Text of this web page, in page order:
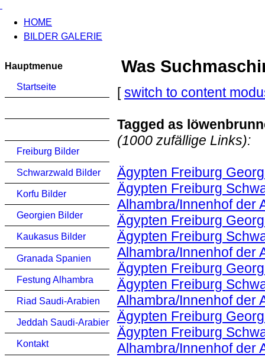
HOME
BILDER GALERIE
Hauptmenue
Startseite
Freiburg Bilder
Schwarzwald Bilder
Korfu Bilder
Georgien Bilder
Kaukasus Bilder
Granada Spanien
Festung Alhambra
Riad Saudi-Arabien
Jeddah Saudi-Arabien
Kontakt
Was
[switch to content
Tagged as
(1000 zufällige Links):
Ägypten Freiburg
Ägypten Freiburg
Alhambra/Innenhof der
Ägypten Freiburg
Ägypten Freiburg
Alhambra/Innenhof der
Ägypten Freiburg
Ägypten Freiburg
Alhambra/Innenhof der
Ägypten Freiburg
Ägypten Freiburg
Alhambra/Innenhof der